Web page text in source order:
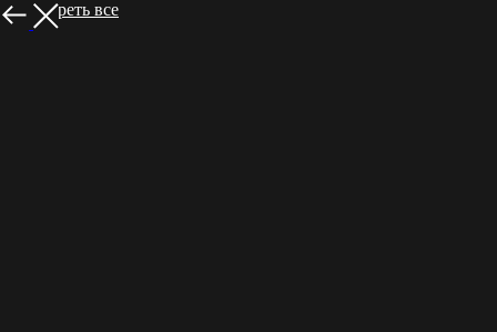
Посмотреть все